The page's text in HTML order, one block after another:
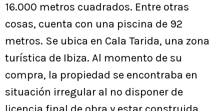
16.000 metros cuadrados. Entre otras
cosas, cuenta con una piscina de 92
metros. Se ubica en Cala Tarida, una zona
turística de Ibiza. Al momento de su
compra, la propiedad se encontraba en
situación irregular al no disponer de